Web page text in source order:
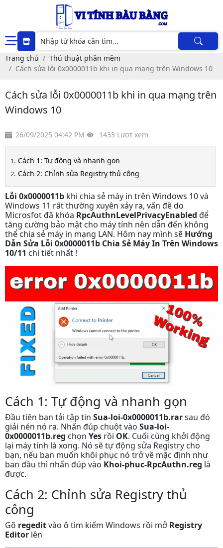
Trang chủ
Thủ thuật phần mềm
Cách sửa lỗi 0x0000011b khi in qua mạng trên Windows 10
Cách sửa lỗi 0x0000011b khi in qua mạng trên
Windows 10
26/09/2025 04:42 PM 1433 Lượt xem
Cách 1: Tự động và nhanh gọn
Cách 2: Chỉnh sửa Registry thủ công
Lỗi 0x0000011b khi chia sẻ máy in trên Windows 10 và
Windows 11 rất thường xuyên xảy ra, vấn đề do
Microsfot đã khóa RpcAuthnLevelPrivacyEnabled để
tăng cường bảo mật cho máy tính nên dẫn đến không
thể chia sẻ máy in mạng LAN. Hôm nay mình sẽ Hướng
Dẫn Sửa Lỗi 0x0000011b Chia Sẻ Máy In Trên Windows
10/11 chi tiết nhất !
Cách 1: Tự động và nhanh gọn
Đầu tiên bạn tải tập tin Sua-loi-0x0000011b.rarsau đó
giải nén nó ra. Nhấn đúp chuột vào Sua-loi-
0x0000011b.reg chọn Yes rồi OK. Cuối cùng khởi động
lại máy tính là xong. Nó sẽ tự động sửa Registry cho
bạn, nếu bạn muốn khôi phục nó trở về mặc định như
ban đầu thì nhấn đúp vào Khoi-phuc-RpcAuthn.reg là
được.
Cách 2: Chỉnh sửa Registry thủ
công
Gõ regeditvào ô tìm kiếm Windows rồi mởRegistry
Editor lên